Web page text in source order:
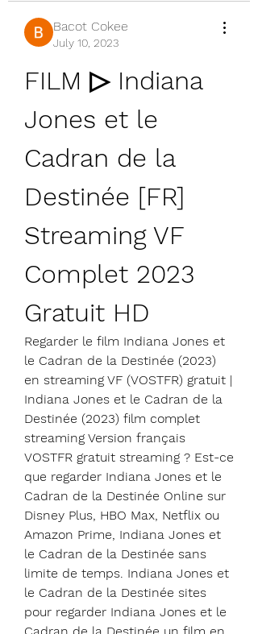
Bacot Cokee
July 10, 2023
FILM ▷ Indiana
Jones et le
Cadran de la
Destinée [FR]
Streaming VF
Complet 2023
Gratuit HD
Regarder le film Indiana Jones et
le Cadran de la Destinée (2023)
en streaming VF (VOSTFR) gratuit |
Indiana Jones et le Cadran de la
Destinée (2023) film complet
streaming Version français
VOSTFR gratuit streaming ? Est-ce
que regarder Indiana Jones et le
Cadran de la Destinée Online sur
Disney Plus, HBO Max, Netflix ou
Amazon Prime, Indiana Jones et
le Cadran de la Destinée sans
limite de temps. Indiana Jones et
le Cadran de la Destinée sites
pour regarder Indiana Jones et le